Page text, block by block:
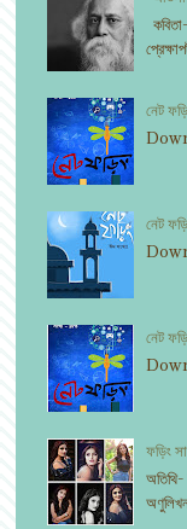
নেট
নেট
নেট
ফড়িং
অতিথি-